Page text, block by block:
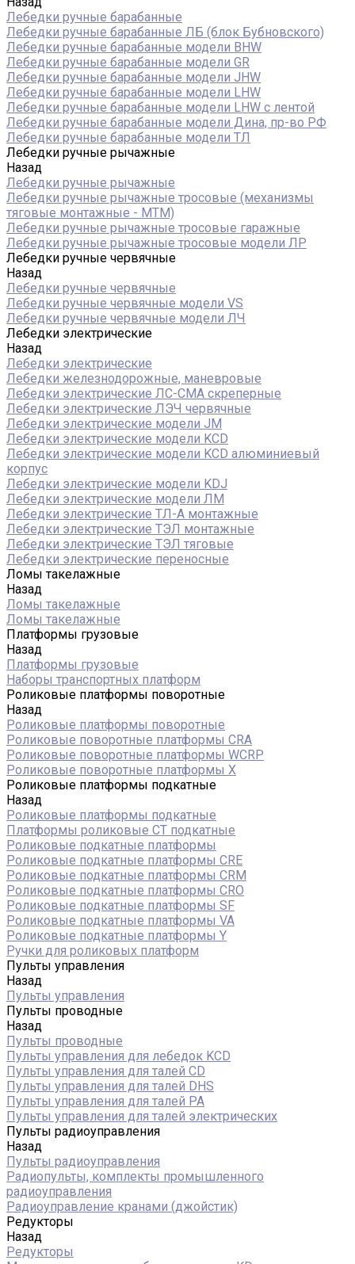
Лебедки ручные барабанные
Лебедки ручные барабанные ЛБ (блок Бубновского)
Лебедки ручные барабанные модели BHW
Лебедки ручные барабанные модели GR
Лебедки ручные барабанные модели JHW
Лебедки ручные барабанные модели LHW
Лебедки ручные барабанные модели LHW c лентой
Лебедки ручные барабанные модели Дина, пр-во РФ
Лебедки ручные барабанные модели ТЛ
Лебедки ручные рычажные
Назад
Лебедки ручные рычажные
Лебедки ручные рычажные тросовые (механизмы
тяговые монтажные - МТМ)
Лебедки ручные рычажные тросовые гаражные
Лебедки ручные рычажные тросовые модели ЛР
Лебедки ручные червячные
Назад
Лебедки ручные червячные
Лебедки ручные червячные модели VS
Лебедки ручные червячные модели ЛЧ
Лебедки электрические
Назад
Лебедки электрические
Лебедки железнодорожные, маневровые
Лебедки электрические ЛС-СМА скреперные
Лебедки электрические ЛЭЧ червячные
Лебедки электрические модели JM
Лебедки электрические модели KCD
Лебедки электрические модели KCD алюминиевый
корпус
Лебедки электрические модели KDJ
Лебедки электрические модели ЛМ
Лебедки электрические ТЛ-А монтажные
Лебедки электрические ТЭЛ монтажные
Лебедки электрические ТЭЛ тяговые
Лебедки электрические переносные
Ломы такелажные
Назад
Ломы такелажные
Ломы такелажные
Платформы грузовые
Назад
Платформы грузовые
Наборы транспортных платформ
Роликовые платформы поворотные
Назад
Роликовые платформы поворотные
Роликовые поворотные платформы CRA
Роликовые поворотные платформы WCRP
Роликовые поворотные платформы X
Роликовые платформы подкатные
Назад
Роликовые платформы подкатные
Платформы роликовые СТ подкатные
Роликовые подкатные платформы
Роликовые подкатные платформы CRE
Роликовые подкатные платформы CRM
Роликовые подкатные платформы CRO
Роликовые подкатные платформы SF
Роликовые подкатные платформы VA
Роликовые подкатные платформы Y
Ручки для роликовых платформ
Пульты управления
Назад
Пульты управления
Пульты проводные
Назад
Пульты проводные
Пульты управления для лебедок KCD
Пульты управления для талей CD
Пульты управления для талей DHS
Пульты управления для талей РА
Пульты управления для талей электрических
Пульты радиоуправления
Назад
Пульты радиоуправления
Радиопульты, комплекты промышленного
радиоуправления
Радиоуправление кранами (джойстик)
Редукторы
Назад
Редукторы